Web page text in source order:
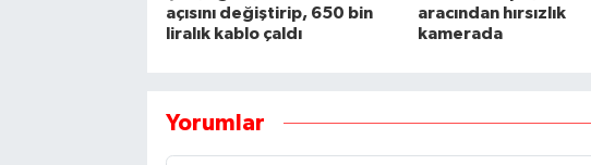
açısını değiştirip, 650 bin
liralık kablo çaldı
aracından hırsızlık
kamerada
Yorumlar